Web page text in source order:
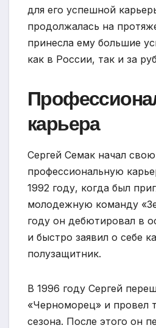
для его успешной
продолжалась на
принесла ему большие
как в России, так и за
карьера
Сергей Семак начал свою
профессиональную
1992 году, когда был
молодежную команду
году он дебютировал в
и быстро заявил о себе
полузащитник.
В 1996 году Сергей
«Черноморец» и провел
сезона. После этого он